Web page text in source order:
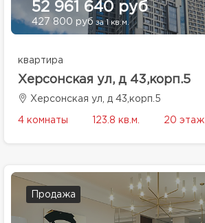
52 961 640 руб
427 800 руб за 1 кв.м.
квартира
Херсонская ул, д 43,корп.5
Херсонская ул, д 43,корп.5
4 комнаты 123.8 кв.м. 20 этаж
Продажа